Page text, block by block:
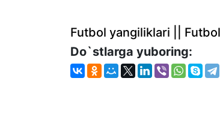
Futbol yangiliklari ||
Do`stlarga yuboring: